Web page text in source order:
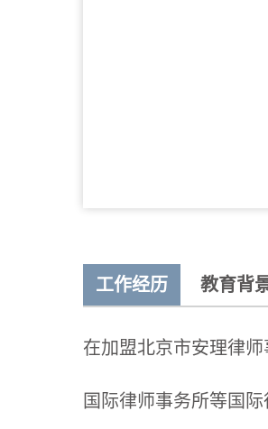
工作经历 教育背
在加盟北京市安理律
国际律师事务所等国